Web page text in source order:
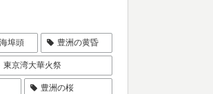
埠頭 豊洲の黄昏
東京湾大華火祭
豊洲の桜